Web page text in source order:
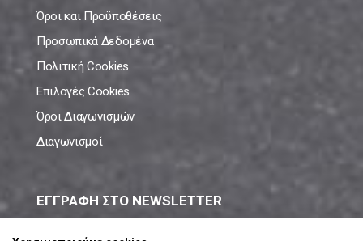
Όροι και Προϋποθέσεις
Προσωπικά Δεδομένα
Πολιτική Cookies
Επιλογές Cookies
Όροι Διαγωνισμών
Διαγωνισμοί
ΕΓΓΡΑΦΗ ΣΤΟ NEWSLETTER